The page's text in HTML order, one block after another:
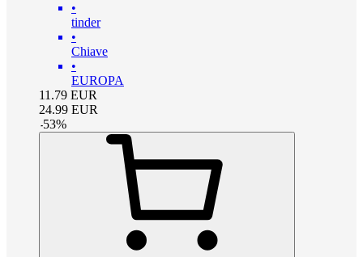
•
tinder
•
Chiave
•
EUROPA
11.79 EUR
24.99 EUR
-53%